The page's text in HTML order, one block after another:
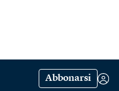
Abbonarsi